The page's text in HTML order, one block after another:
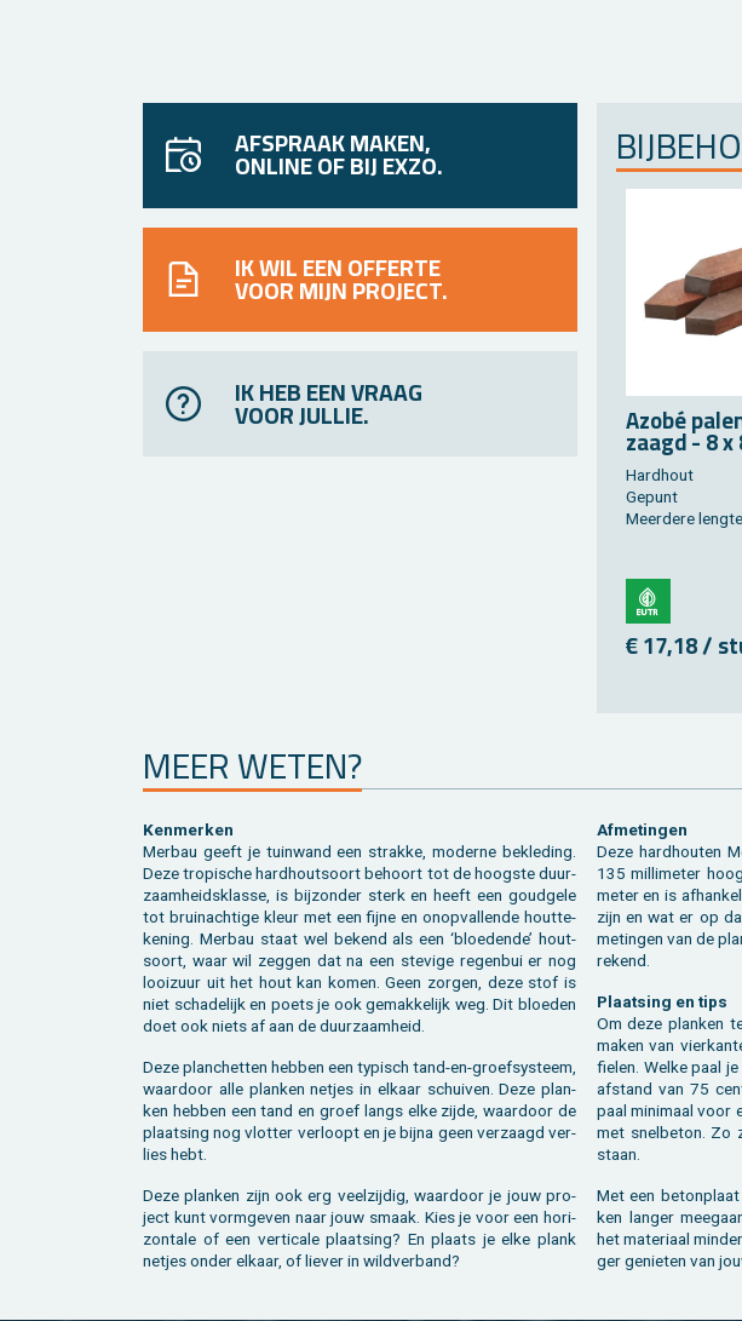
AFSPRAAK MAKEN,
ONLINE OF BIJ EXZO.
IK WIL EEN OFFERTE
VOOR MIJN PROJECT.
IK HEB EEN VRAAG
VOOR JULLIE. Azobé
zaagd - 8 x
Hard­hout
Ge­punt
Meer­de­re
€ 17,18 /
MEER WETEN?
Ken­mer­ken
Mer­bau geeft je tuin­wand een strak­ke, mo­der­ne be­kle­ding.
Deze tro­pi­sche hard­hout­soort be­hoort tot de hoog­ste duur­
zaam­heids­klas­se, is bij­zon­der sterk en heeft een goud­ge­le
tot bruin­ach­ti­ge kleur met een fijne en on­op­val­len­de hout­te­
ke­ning. Mer­bau staat wel be­kend als een ‘bloe­den­de’ hout­
soort, waar wil zeg­gen dat na een ste­vi­ge re­gen­bui er nog
looi­zuur uit het hout kan komen. Geen zor­gen, deze stof is
niet scha­de­lijk en poets je ook ge­mak­ke­lijk weg. Dit bloe­den
doet ook niets af aan de duur­zaam­heid.
Deze plan­chet­ten heb­ben een ty­pisch tand-en-groef­sys­teem,
waar­door alle plan­ken net­jes in el­kaar schui­ven. Deze plan­
ken heb­ben een tand en groef langs elke zijde, waar­door de
plaat­sing nog vlot­ter ver­loopt en je bijna geen ver­zaagd ver­
lies hebt.
Deze plan­ken zijn ook erg veel­zij­dig, waar­door je jouw pro­
ject kunt vorm­ge­ven naar jouw smaak. Kies je voor een ho­ri­
zon­ta­le of een ver­ti­ca­le plaat­sing? En plaats je elke plank
net­jes onder el­kaar, of lie­ver in wild­ver­band?
Af­me­tin­gen
Deze hard­hou­ten
135 mil­li­me­ter
meter en is
zijn en wat er op
me­tin­gen van de
re­kend.
Plaat­sing en tips
Om deze plan­ken
maken van
fie­len. Welke paal
af­stand van 75 cen­ti­me­ter in de grond. Zorg wel dat elke
paal mi­ni­maal voor
met snel­be­ton. Zo
staan.
Met een
ken lan­ger
het ma­te­ri­aal
ger ge­nie­ten van